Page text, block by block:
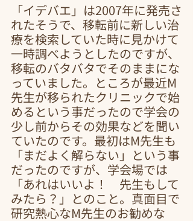
「イデバエ」は2007年に発売さ
れたそうで、移転前に新しい治
療を検索していた時に見かけて
一時調べようとしたのですが、
移転のバタバタでそのままにな
っていました。ところが最近M
先生が移られたクリニックで始
めるという事だったので学会の
少し前からその効果などを聞い
ていたのです。最初はM先生も
「まだよく解らない」という事
だったのですが、学会場では
「あれはいいよ！　先生もして
みたら？」とのこと。真面目で
研究熱心なM先生のお勧めな